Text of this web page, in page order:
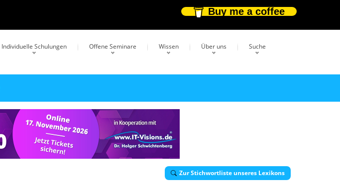
Buy me a coffee
Individuelle Schulungen Offene Seminare Wissen Über uns Suche
Zur Stichwortliste unseres Lexikons